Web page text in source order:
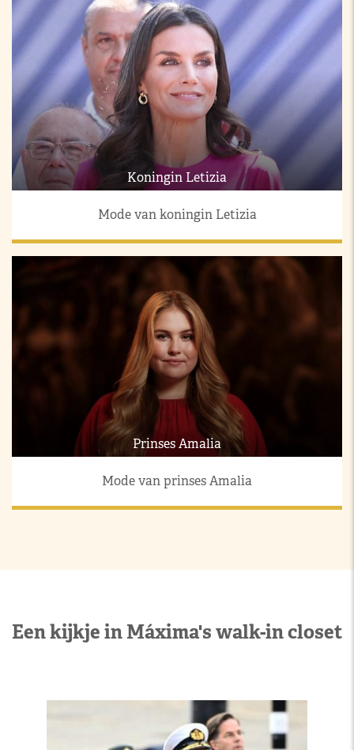
Koningin Letizia
Mode van koningin Letizia
Prinses Amalia
Mode van prinses Amalia
Een kijkje in Máxima's walk-in closet